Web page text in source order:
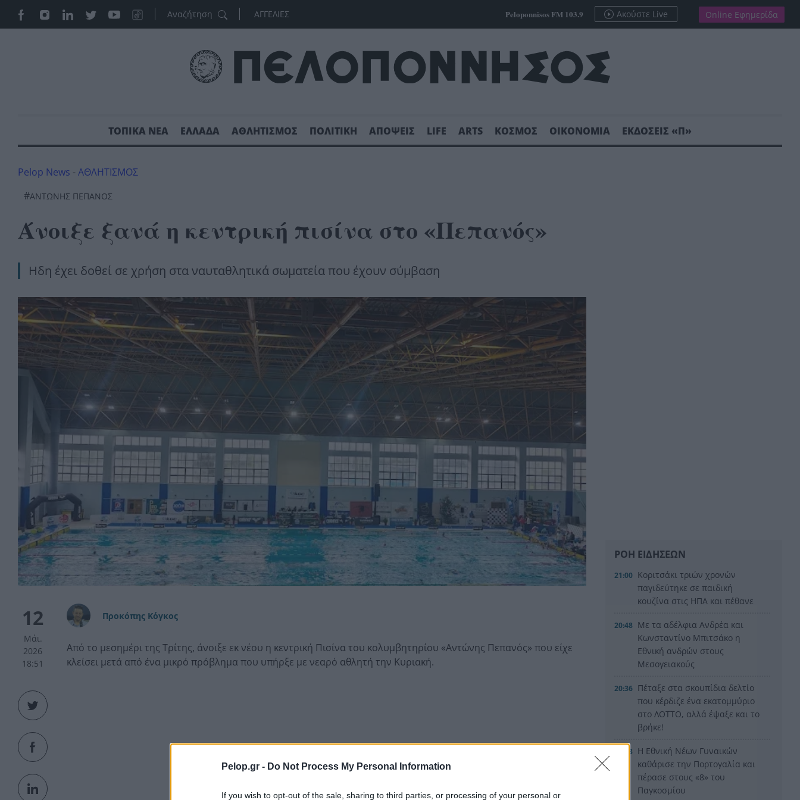
Pelop.gr - Do Not Process My Personal Information
If you wish to opt-out of the sale, sharing to third parties, or processing of your personal or
ΑΓΓΕΛΙΕΣ Peloponnisos FM 103.9 Ακούστε Live Online Εφημερίδα
ΤΟΠΙΚΑ ΝΕΑ ΕΛΛΑΔΑ ΑΘΛΗΤΙΣΜΟΣ ΠΟΛΙΤΙΚΗ ΑΠΟΨΕΙΣ LIFE ARTS ΚΟΣΜΟΣ ΟΙΚΟΝΟΜΙΑ ΕΚΔΟΣΕΙΣ «Π»
Pelop News -ΑΘΛΗΤΙΣΜΟΣ
#ΑΝΤΏΝΗΣ ΠΕΠΑΝΌΣ
Άνοιξε ξανά η κεντρική πισίνα στο «Πεπανός»
Ηδη έχει δοθεί σε χρήση στα ναυταθλητικά σωματεία που έχουν σύμβαση
12
Μάι.
2026
18:51
Προκόπης Κόγκος
Από το μεσημέρι της Τρίτης, άνοιξε εκ νέου η κεντρική Πισίνα του κολυμβητηρίου «Αντώνης Πεπανός» που είχε
κλείσει μετά από ένα μικρό πρόβλημα που υπήρξε με νεαρό αθλητή την Κυριακή.
ΡΟΗ ΕΙΔΗΣΕΩΝ
21:00 Κοριτσάκι τριών χρονών
παγιδεύτηκε σε παιδική
κουζίνα στις ΗΠΑ και πέθανε
20:48 Με τα αδέλφια Ανδρέα και
Κωνσταντίνο Μπιτσάκο η
Εθνική ανδρών στους
Μεσογειακούς
20:36 Πέταξε στα σκουπίδια δελτίο
που κέρδιζε ένα εκατομμύριο
στο ΛΟΤΤΟ, αλλά έψαξε και το
βρήκε!
20:23 H Εθνική Νέων Γυναικών
καθάρισε την Πορτογαλία και
πέρασε στους «8» του
Παγκοσμίου